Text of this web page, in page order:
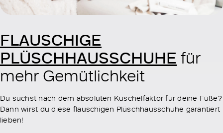
FLAUSCHIGE
PLÜSCHHAUSSCHUHE für
mehr Gemütlichkeit
Du suchst nach dem absoluten Kuschelfaktor für deine Füße?
Dann wirst du diese flauschigen Plüschhausschuhe garantiert
lieben!